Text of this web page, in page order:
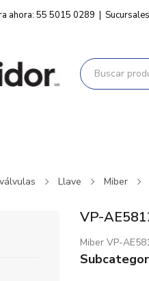
ahora: 55 5015 0289 | Sucursales
Llave Miber
VP-
Miber VP-